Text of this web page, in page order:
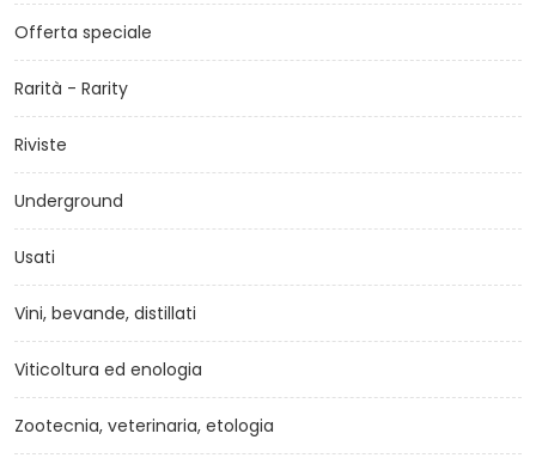
Offerta speciale
Rarità - Rarity
Riviste
Underground
Usati
Vini, bevande, distillati
Viticoltura ed enologia
Zootecnia, veterinaria, etologia